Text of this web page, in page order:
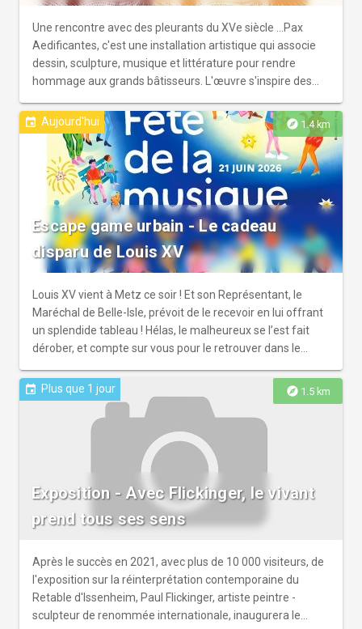
Une rencontre avec des pleurants du XVe siècle ...Pax
Aedificantes, c'est une installation artistique qui associe
dessin, sculpture, musique et littérature pour rendre
hommage aux grands bâtisseurs. L'œuvre s'inspire des
qu'elle revisite, en dévoilant des visages architecturaux et
surréalistes gravés dans le cristal et présentés sous forme
de stèles lumineuses. Magique !
explore 1.4 km
event Aujourd'hui
Escape game urbain - Le cadeau
disparu de Louis XV
Louis XV vient à Metz ce soir ! Et son Représentant, le
Maréchal de Belle-Isle, prévoit de le recevoir en lui offrant
un splendide tableau ! Hélas, le malheureux se l’est fait
dérober, et compte sur vous pour le retrouver dans le
plan ancien et faites face à des énigmes et défis pour
découvrir les détails du patrimoine de Metz et leur histoire.
En couple, en famille ou entre amis, venez tester votre
esprit d'équipe dans cette quête animée par un guide en
costume d'époque ! Le jeu est adapté pour plusieurs
niveaux de difficultés (adulte ou enfant), merci de
communiquer la composition de votre équipe lors de la
réservation. Dès 8 ans Parcours adapté aux PMR Durée :
1h30 Règlement sur place (CB ou espèces) Réservation
ont lieu toute l'année. Les dates suivantes seront
communiquées sur les réseaux sociaux (Échappées
Temporelles) et sur le site internet.
explore 1.5 km
event Plus que 1 jour
Exposition - Avec Flickinger, le vivant
prend tous ses sens
Après le succès en 2021, avec plus de 10 000 visiteurs, de
l'exposition sur la réinterprétation contemporaine du
Retable d'Issenheim, Paul Flickinger, artiste peintre -
sculpteur de renommée internationale, inaugurera le